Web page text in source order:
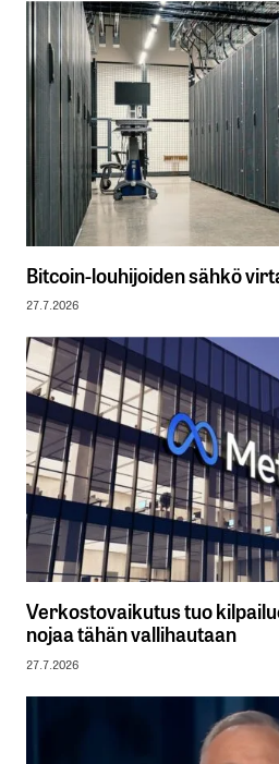
Bitcoin-louhijoiden sähkö
27.7.2026
Verkostovaikutus tuo
nojaa tähän vallihautaan
27.7.2026